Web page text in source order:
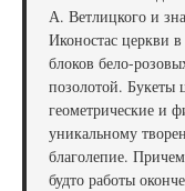
А. Ветлицкого и
Иконостас церкви
блоков бело-
позолотой. Букеты
геометрические и
уникальному
благолепие.
будто работы